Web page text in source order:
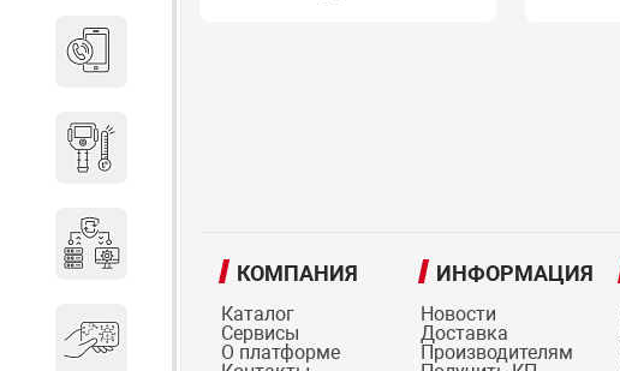
Электронные ключи
КОМПАНИЯ
Каталог
Сервисы
О платформе
ИНФОРМАЦИЯ
Новости
Доставка
Производителям